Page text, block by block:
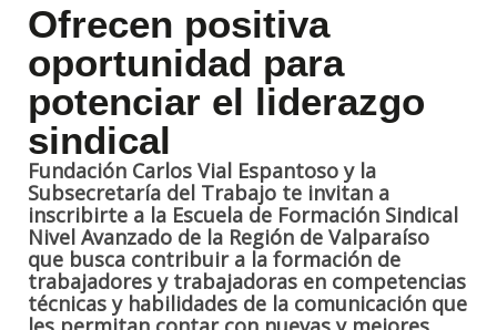
Ofrecen positiva
oportunidad para
potenciar el liderazgo
sindical
Fundación Carlos Vial Espantoso y la
Subsecretaría del Trabajo te invitan a
inscribirte a la Escuela de Formación Sindical
Nivel Avanzado de la Región de Valparaíso
que busca contribuir a la formación de
trabajadores y trabajadoras en competencias
técnicas y habilidades de la comunicación que